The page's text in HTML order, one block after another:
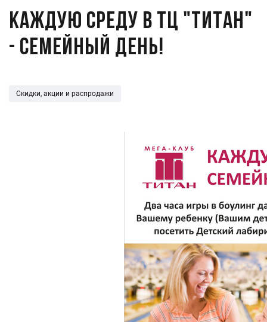
КАЖДУЮ СРЕДУ В ТЦ "ТИТАН"
- СЕМЕЙНЫЙ ДЕНЬ!
Скидки, акции и распродажи